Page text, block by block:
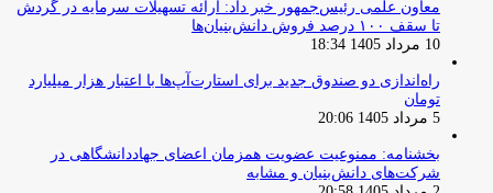
معاون علمی رئیس‌جمهور خبر داد: ارائه تسهیلات سرمایه در گردش
تا سقف ۱۰۰ درصد فروش دانش‌بنیان‌ها
10 مرداد 1405 18:34
راه‌اندازی دو صندوق جدید برای استارت‌آپ‌ها با اعتبار هزار میلیارد
تومان
5 مرداد 1405 20:06
بخشنامه: ممنوعیت عضویت همزمان اعضای جهاددانشگاهی در
شرکت‌های دانش‌بنیان و مشابه